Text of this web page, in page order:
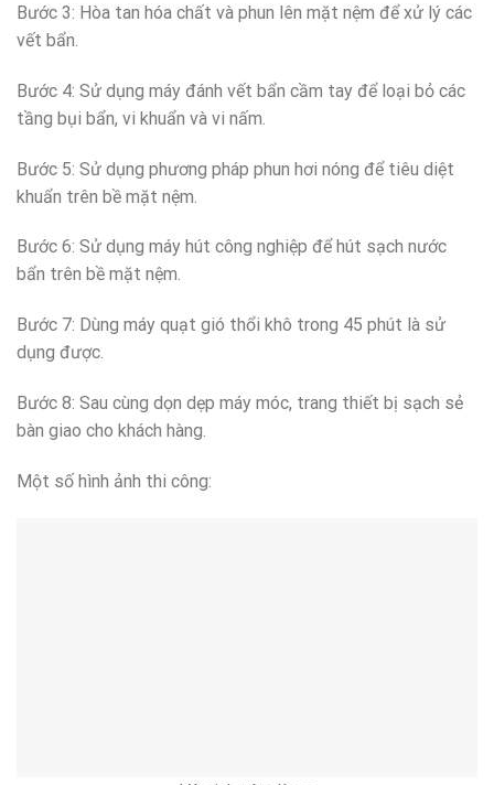
Bước 3: Hòa tan hóa chất và phun lên mặt nệm để xử lý các
vết bẩn.
Bước 4: Sử dụng máy đánh vết bẩn cầm tay để loại bỏ các
tầng bụi bẩn, vi khuẩn và vi nấm.
Bước 5: Sử dụng phương pháp phun hơi nóng để tiêu diệt
khuẩn trên bề mặt nệm.
Bước 6: Sử dụng máy hút công nghiệp để hút sạch nước
bẩn trên bề mặt nệm.
Bước 7: Dùng máy quạt gió thổi khô trong 45 phút là sử
dụng được.
Bước 8: Sau cùng dọn dẹp máy móc, trang thiết bị sạch sẻ
bàn giao cho khách hàng.
Một số hình ảnh thi công: